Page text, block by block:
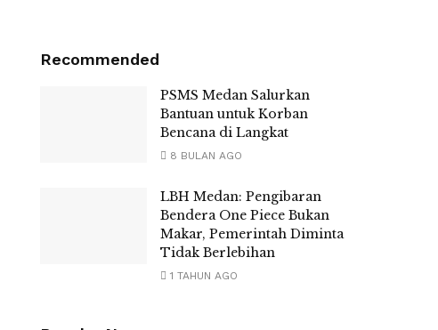
Recommended
PSMS Medan Salurkan
Bantuan untuk Korban
Bencana di Langkat
8 BULAN AGO
LBH Medan: Pengibaran
Bendera One Piece Bukan
Makar, Pemerintah Diminta
Tidak Berlebihan
1 TAHUN AGO